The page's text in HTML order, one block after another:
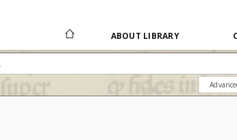
ABOUT LIBRARY